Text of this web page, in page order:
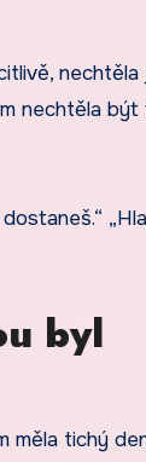
nechtěla
byl
měla tichý